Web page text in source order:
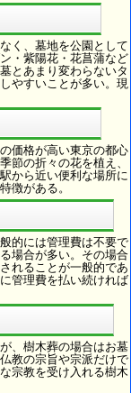
く、墓地を公園として
・紫陽花・花菖蒲など
とあまり変わらないタ
やすいことが多い。現
価格が高い東京の都心
節の折々の花を植え、
から近い便利な場所に
徴がある。
的には管理費は不要で
場合が多い。その場合
れることが一般的であ
管理費を払い続ければ
、樹木葬の場合はお墓
教の宗旨や宗派だけで
宗教を受け入れる樹木